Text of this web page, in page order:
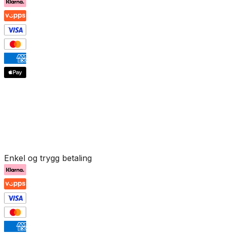
Enkel og trygg betaling